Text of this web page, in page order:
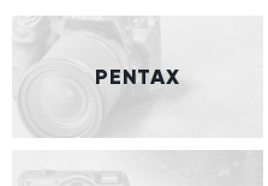
PENTAX